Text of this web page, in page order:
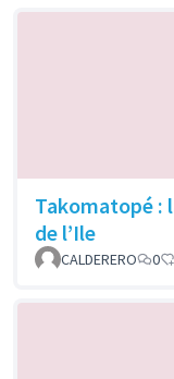
Takomatopé :
de l’Ile
CALDERERO 0